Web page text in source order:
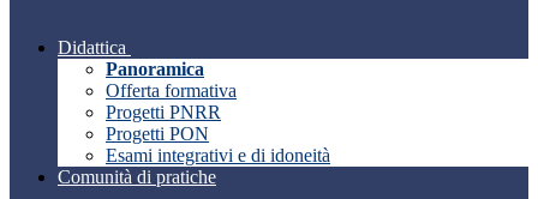
Didattica
Panoramica
Offerta formativa
Progetti PNRR
Progetti PON
Esami integrativi e di idoneità
Comunità di pratiche